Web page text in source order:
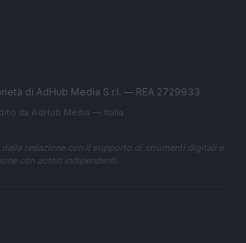
di AdHub Media S.r.l. — REA 2729933
da AdHub Media — Italia
redazione con il supporto di strumenti digitali e
con autori indipendenti.